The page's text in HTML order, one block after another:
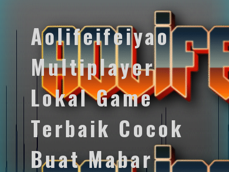
Aolifeifeiyao
Multiplayer
Lokal Game
Terbaik Cocok
Buat Mabar